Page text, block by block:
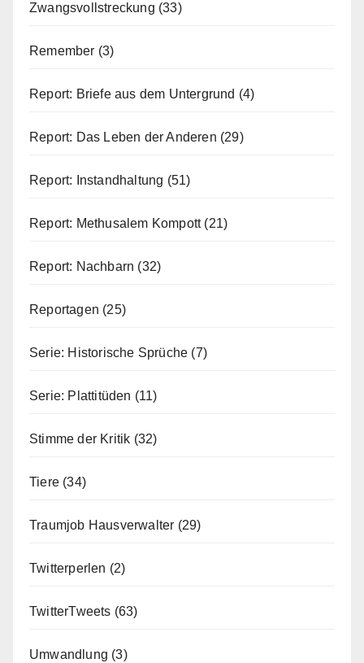
Zwangsvollstreckung (33)
Remember (3)
Report: Briefe aus dem Untergrund (4)
Report: Das Leben der Anderen (29)
Report: Instandhaltung (51)
Report: Methusalem Kompott(21)
Report: Nachbarn (32)
Reportagen (25)
Serie: Historische Sprüche (7)
Serie: Plattitüden (11)
Stimme der Kritik (32)
Tiere (34)
Traumjob Hausverwalter (29)
Twitterperlen (2)
TwitterTweets (63)
Umwandlung (3)